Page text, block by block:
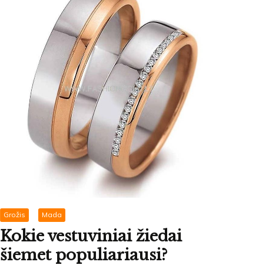
Grožis Mada
Kokie vestuviniai žiedai
šiemet populiariausi?